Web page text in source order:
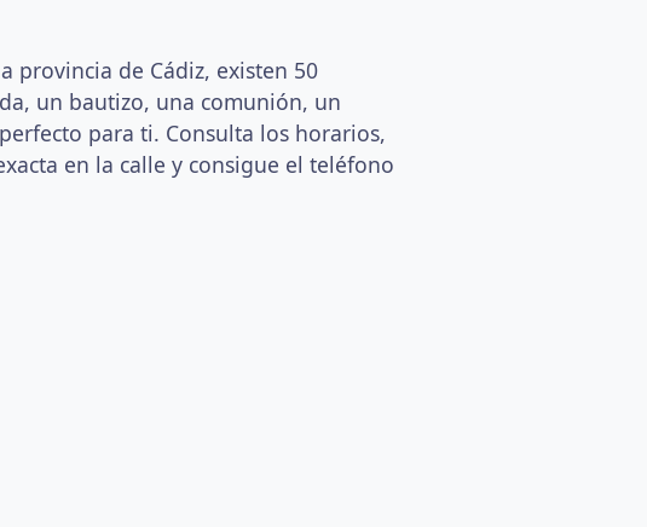
provincia de Cádiz, existen 50
un bautizo, una comunión, un
para ti. Consulta los horarios,
en la calle y consigue el teléfono